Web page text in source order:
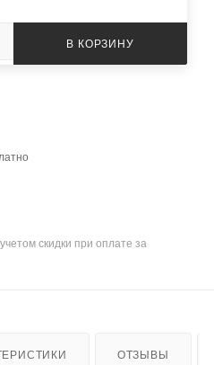
В КОРЗИНУ
скидки при оплате за
ОТЗЫВЫ